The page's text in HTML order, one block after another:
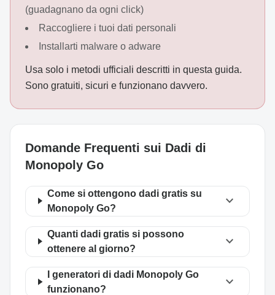
(guadagnano da ogni click)
Raccogliere i tuoi dati personali
Installarti malware o adware
Usa solo i metodi ufficiali descritti in questa guida.
Sono gratuiti, sicuri e funzionano davvero.
Domande Frequenti sui Dadi di
Monopoly Go
Come si ottengono dadi gratis su
Monopoly Go?
expand_more
Quanti dadi gratis si possono
ottenere al giorno?
expand_more
I generatori di dadi Monopoly Go
funzionano?
expand_more